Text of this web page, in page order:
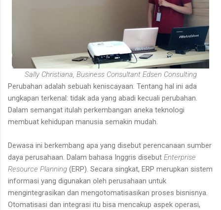
Sally Christiana, Business Consultant Edsen Consulting
Perubahan adalah sebuah keniscayaan. Tentang hal ini ada
ungkapan terkenal: tidak ada yang abadi kecuali perubahan.
Dalam semangat itulah perkembangan aneka teknologi
membuat kehidupan manusia semakin mudah.
Dewasa ini berkembang apa yang disebut perencanaan sumber
daya perusahaan. Dalam bahasa Inggris disebut Enterprise
Resource Planning (ERP). Secara singkat, ERP merupkan sistem
informasi yang digunakan oleh perusahaan untuk
mengintegrasikan dan mengotomatisasikan proses bisnisnya.
Otomatisasi dan integrasi itu bisa mencakup aspek operasi,